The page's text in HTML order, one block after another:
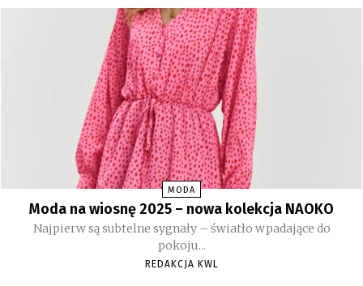
MODA
Moda na wiosnę 2025 – nowa kolekcja NAOKO
Najpierw są subtelne sygnały – światło wpadające do
pokoju...
REDAKCJA KWL